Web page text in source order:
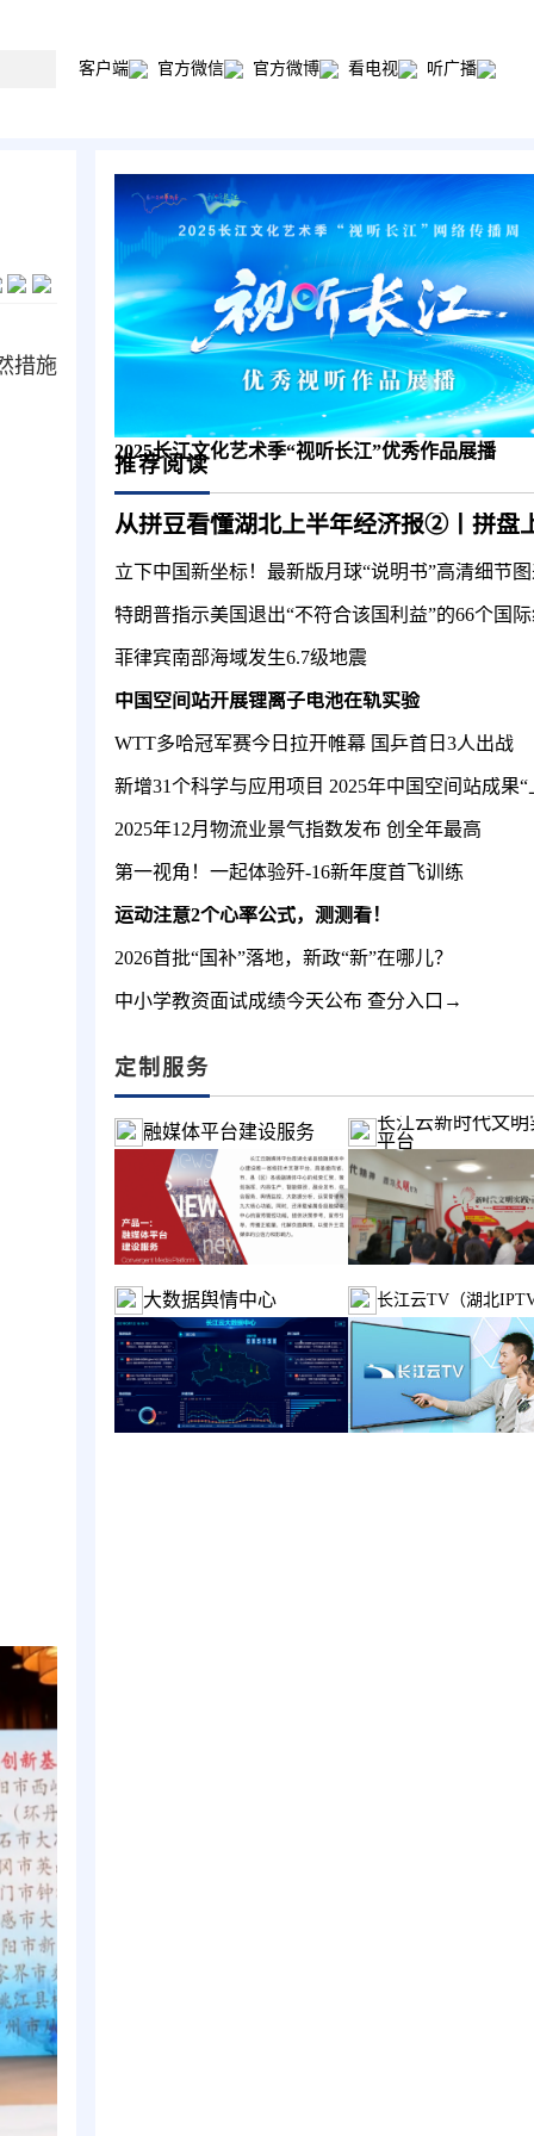
客户端 官方微信 官方微博 看电视 听广播
措施
2025长江文化艺术季“视听长江”优秀作品展播
推荐阅读
立下中国新坐标！最新版月球“说明书”高清细节
特朗普指示美国退出“不符合该国利益”的66个国
菲律宾南部海域发生6.7级地震
中国空间站开展锂离子电池在轨实验
WTT多哈冠军赛今日拉开帷幕 国乒首日3人出战
新增31个科学与应用项目 2025年中国空间站成果“
2025年12月物流业景气指数发布 创全年最高
第一视角！一起体验歼-16新年度首飞训练
运动注意2个心率公式，测测看！
2026首批“国补”落地，新政“新”在哪儿？
中小学教资面试成绩今天公布 查分入口→
定制服务
融媒体平台建设服务
长江云新时代文明
平台
大数据舆情中心 长江云TV（湖北